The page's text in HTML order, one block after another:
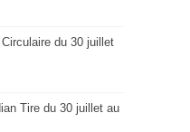
du 30 juillet
Tire du 30 juillet au